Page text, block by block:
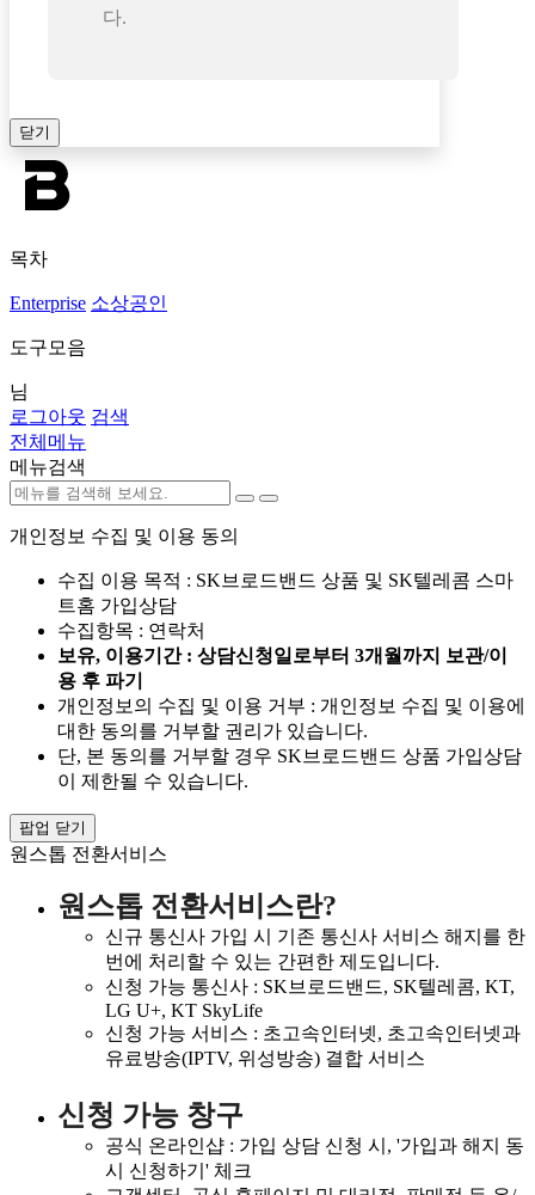
다.
닫기
목차
Enterprise 소상공인
도구모음
님
로그아웃 검색
전체메뉴
메뉴검색
개인정보 수집 및 이용 동의
수집 이용 목적 : SK브로드밴드 상품 및 SK텔레콤 스마
트홈 가입상담
수집항목 : 연락처
보유, 이용기간 : 상담신청일로부터 3개월까지 보관/이
용 후 파기
개인정보의 수집 및 이용 거부 : 개인정보 수집 및 이용에
대한 동의를 거부할 권리가 있습니다.
단, 본 동의를 거부할 경우 SK브로드밴드 상품 가입상담
이 제한될 수 있습니다.
팝업 닫기
원스톱 전환서비스
원스톱 전환서비스란?
신규 통신사 가입 시 기존 통신사 서비스 해지를 한
번에 처리할 수 있는 간편한 제도입니다.
신청 가능 통신사 : SK브로드밴드, SK텔레콤, KT,
LG U+, KT SkyLife
신청 가능 서비스 : 초고속인터넷, 초고속인터넷과
유료방송(IPTV, 위성방송) 결합 서비스
신청 가능 창구
공식 온라인샵 : 가입 상담 신청 시, '가입과 해지 동
시 신청하기' 체크